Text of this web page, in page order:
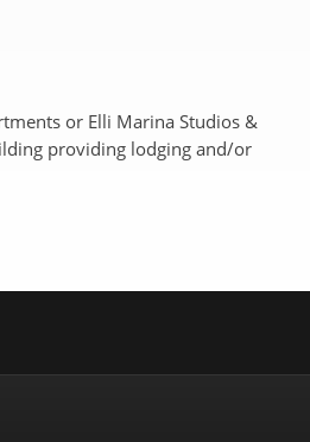
or Elli Marina Studios &
providing lodging and/or